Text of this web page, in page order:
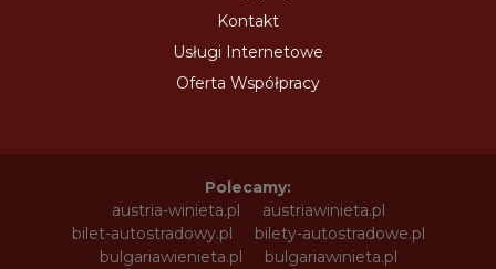
Kontakt
Usługi Internetowe
Oferta Współpracy
Polecamy:
austria-winieta.pl
austriawinieta.pl
bilet-autostradowy.pl
bilety-autostradowe.pl
bulgariawienieta.pl
bulgariawinieta.pl